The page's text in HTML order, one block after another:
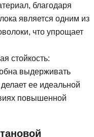
благодаря
является одним из
что упрощает
стойкость:
выдерживать
ее идеальной
повышенной